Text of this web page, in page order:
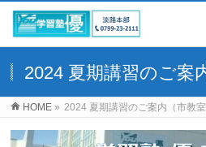
2024 夏期講習のご案
HOME » 2024 夏期講習のご案内（市教室